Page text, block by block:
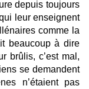
depuis toujours
leur enseignent
comme la
beaucoup à dire
brûlis, c’est mal,
se demandent
n’étaient pas